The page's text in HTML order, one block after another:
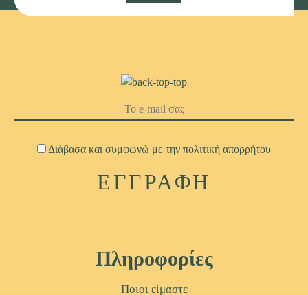
Διάβασα και συμφωνώ με την πολιτική απορρήτου
Πληροφορίες
Ποιοι είμαστε